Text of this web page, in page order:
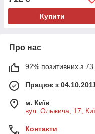
Купити
Про нас
92% позитивних з 73
Працює з
м. Київ
вул. Ольжича, 17,
Контакти